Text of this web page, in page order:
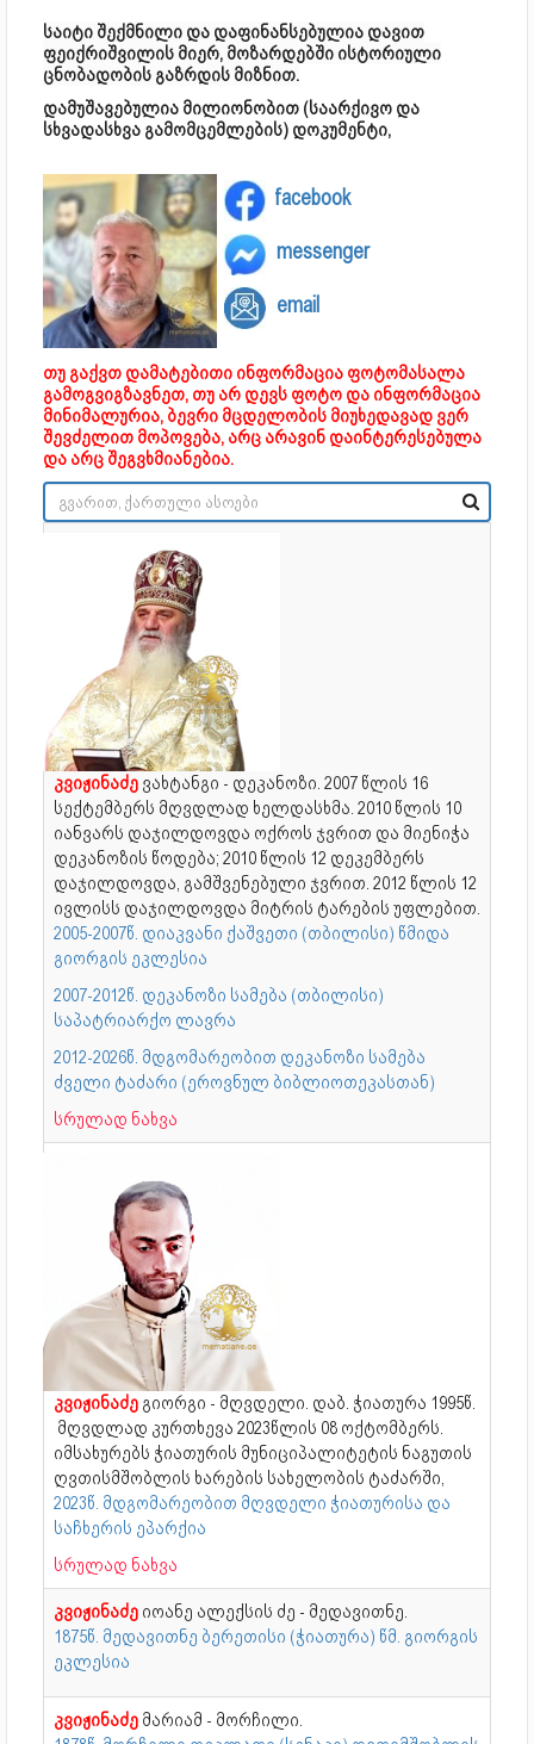
საიტი შექმნილი და დაფინანსებულია დავით
ფეიქრიშვილის მიერ, მოზარდებში ისტორიული
ცნობადობის გაზრდის მიზნით.
დამუშავებულია მილიონობით (საარქივო და
სხვადასხვა გამომცემლების) დოკუმენტი,
facebook
messenger
email
თუ გაქვთ დამატებითი ინფორმაცია ფოტომასალა
გამოგვიგზავნეთ, თუ არ დევს ფოტო და ინფორმაცია
მინიმალურია, ბევრი მცდელობის მიუხედავად ვერ
შევძელით მოპოვება, არც არავინ დაინტერესებულა
და არც შეგვხმიანებია.
კვიჟინაძე ვახტანგი - დეკანოზი. 2007 წლის 16
სექტემბერს მღვდლად ხელდასხმა. 2010 წლის 10
იანვარს დაჯილდოვდა ოქროს ჯვრით და მიენიჭა
დეკანოზის წოდება; 2010 წლის 12 დეკემბერს
დაჯილდოვდა, გამშვენებული ჯვრით. 2012 წლის 12
ივლისს დაჯილდოვდა მიტრის ტარების უფლებით.
2005-2007წ. დიაკვანი ქაშვეთი (თბილისი) წმიდა
გიორგის ეკლესია
2007-2012წ. დეკანოზი სამება (თბილისი)
საპატრიარქო ლავრა
2012-2026წ. მდგომარეობით დეკანოზი სამება
ძველი ტაძარი (ეროვნულ ბიბლიოთეკასთან)
სრულად ნახვა
კვიჟინაძე გიორგი - მღვდელი. დაბ. ჭიათურა 1995წ.
მღვდლად კურთხევა 2023წლის 08 ოქტომბერს.
იმსახურებს ჭიათურის მუნიციპალიტეტის ნაგუთის
ღვთისმშობლის ხარების სახელობის ტაძარში,
2023წ. მდგომარეობით მღვდელი ჭიათურისა და
საჩხერის ეპარქია
სრულად ნახვა
კვიჟინაძე იოანე ალექსის ძე - მედავითნე.
1875წ. მედავითნე ბერეთისი (ჭიათურა) წმ. გიორგის
ეკლესია
კვიჟინაძე მარიამ - მორჩილი.